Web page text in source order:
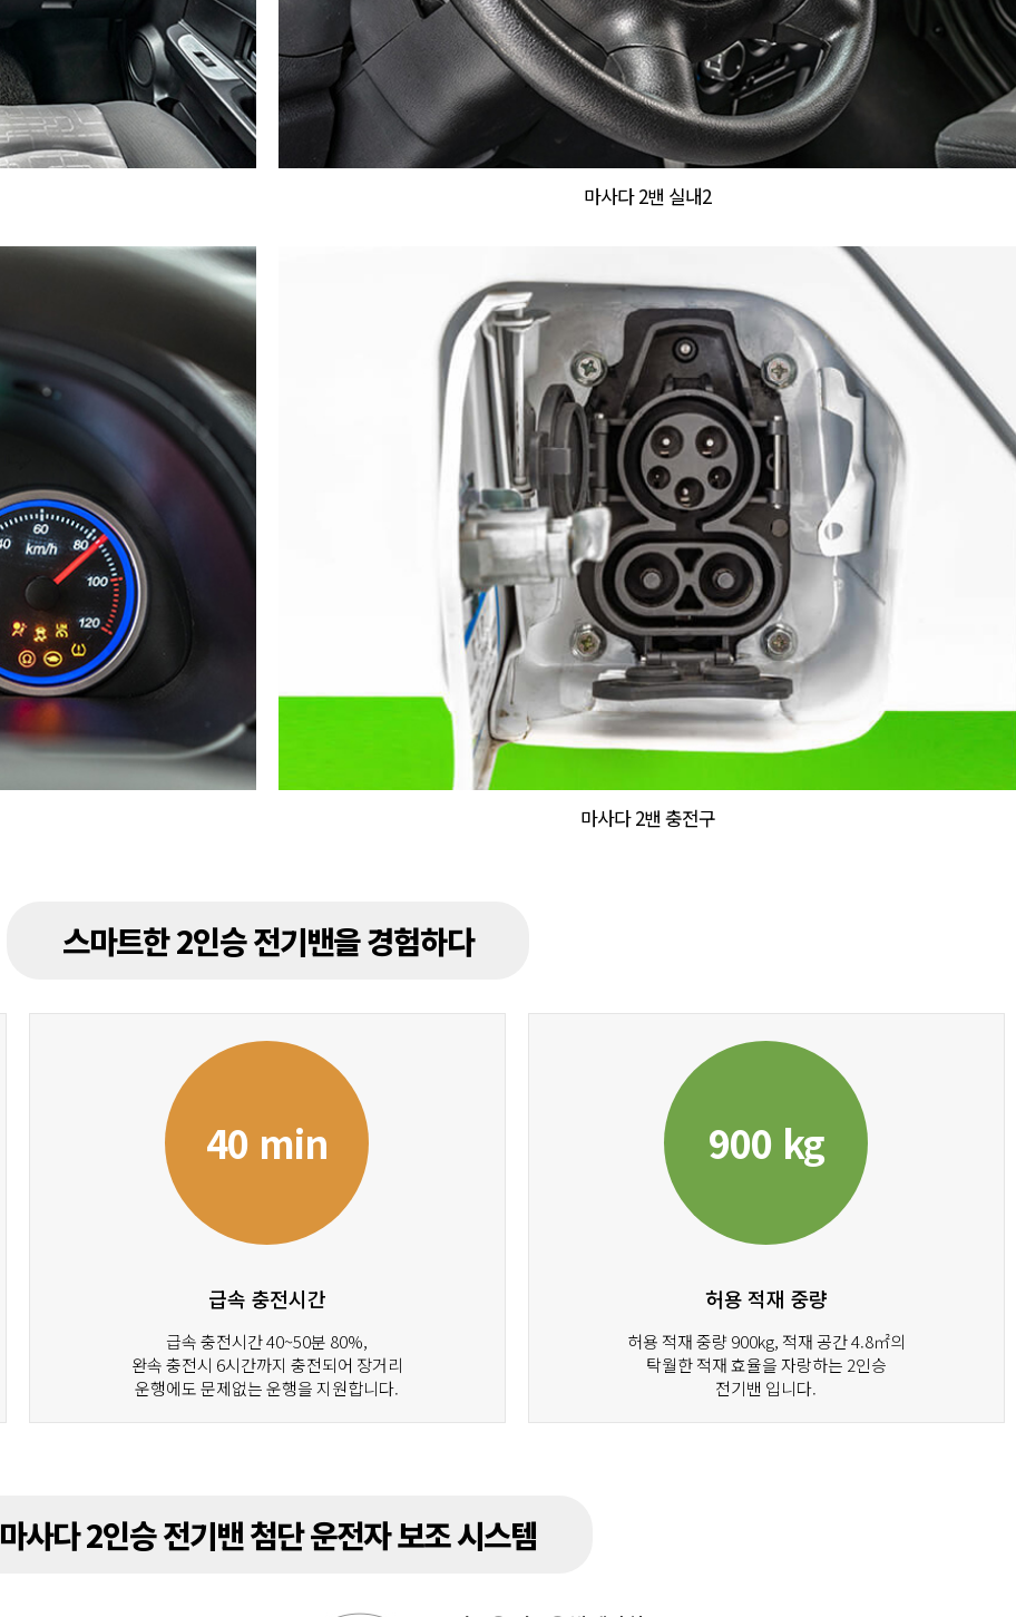
마사다 2밴 실내2
마사다 2밴 충전구
스마트한 2인승 전기밴을 경험하다
40 min
급속 충전시간
급속 충전시간 40~50분 80%,
완속 충전시 6시간까지 충전되어 장거리
운행에도 문제없는 운행을 지원합니다.
900 kg
허용 적재 중량
허용 적재 중량 900kg, 적재 공간 4.8㎡의
탁월한 적재 효율을 자랑하는 2인승
전기밴 입니다.
마사다 2인승 전기밴 첨단 운전자 보조 시스템